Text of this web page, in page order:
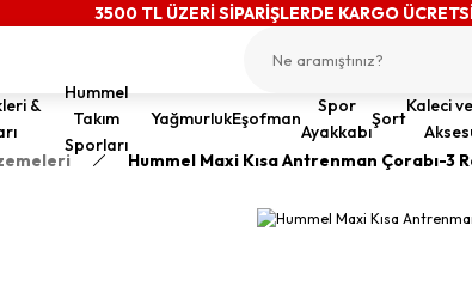
3500 TL ÜZERİ SİPARİŞLERDE KARGO
&
Hummel
Takım
Sporları
YağmurlukEşofman
Spor
Ayakkabı
Şort
Kaleci
Hummel Maxi Kısa Antrenman Çorabı-3